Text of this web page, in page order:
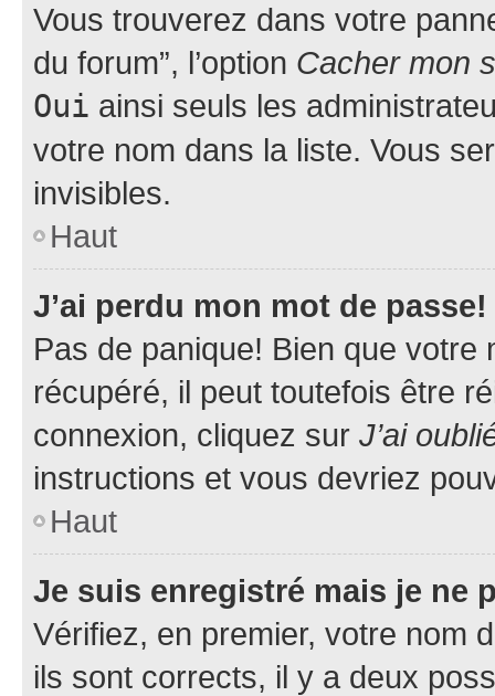
Vous trouverez dans votre
du forum”, l’option Cacher mon
Oui ainsi seuls les
votre nom dans la liste. Vous
invisibles.
Haut
J’ai perdu mon mot de passe!
Pas de panique! Bien que
récupéré, il peut toutefois être
connexion, cliquez sur J’ai
instructions et vous devriez
Haut
Je suis enregistré mais je ne
Vérifiez, en premier, votre nom
ils sont corrects, il y a deux